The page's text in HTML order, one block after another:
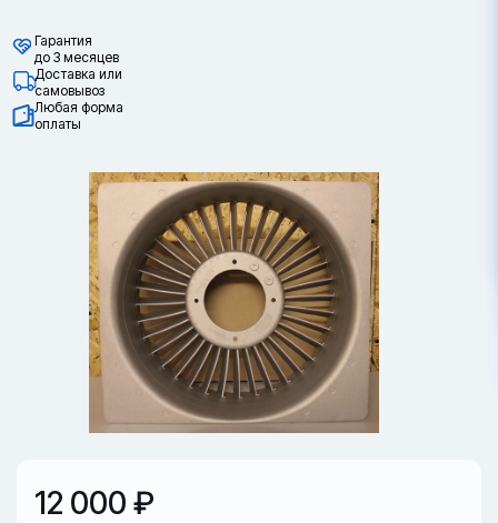
Гарантия
до 3 месяцев
Доставка или
самовывоз
Любая форма
оплаты
12 000 ₽